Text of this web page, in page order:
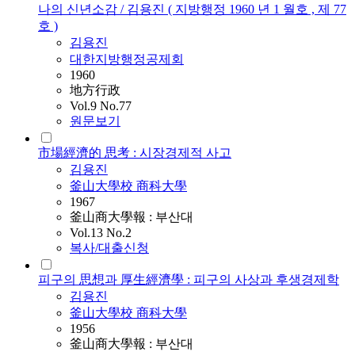
나의 신년소감 / 김용진 ( 지방행정 1960 년 1 월호 , 제 77
호 )
김용진
대한지방행정공제회
1960
地方行政
Vol.9 No.77
원문보기
市場經濟的 思考 : 시장경제적 사고
김용진
釜山大學校 商科大學
1967
釜山商大學報 : 부산대
Vol.13 No.2
복사/대출신청
피구의 思想과 厚生經濟學 : 피구의 사상과 후생경제학
김용진
釜山大學校 商科大學
1956
釜山商大學報 : 부산대